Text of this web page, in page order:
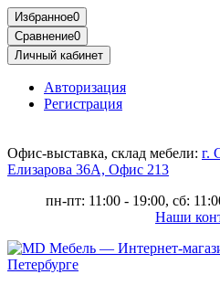
Избранное0
Сравнение0
Личный кабинет
Авторизация
Регистрация
Офис-выставка, склад мебели: г.
Елизарова 36А, Офис 213
пн-пт: 11:00 - 19:00, сб:
Наши